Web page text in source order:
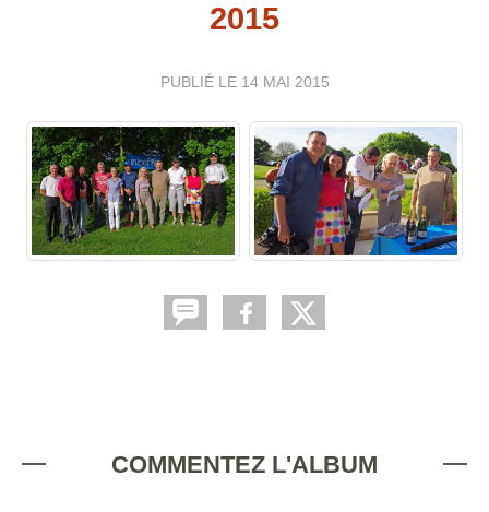
2015
PUBLIÉ LE 14 MAI 2015
COMMENTEZ L'ALBUM